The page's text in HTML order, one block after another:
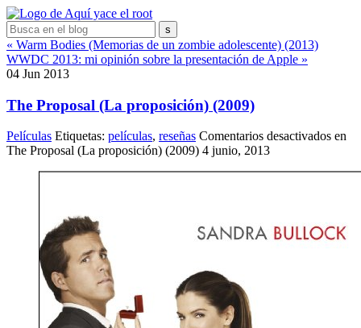
« Warm Bodies (Memorias de un zombie adolescente) (2013)
WWDC 2013: mi opinión sobre la presentación de Apple »
04 Jun 2013
The Proposal (La proposición) (2009)
Películas Etiquetas: películas, reseñas Comentarios desactivados en
The Proposal (La proposición) (2009) 4 junio, 2013